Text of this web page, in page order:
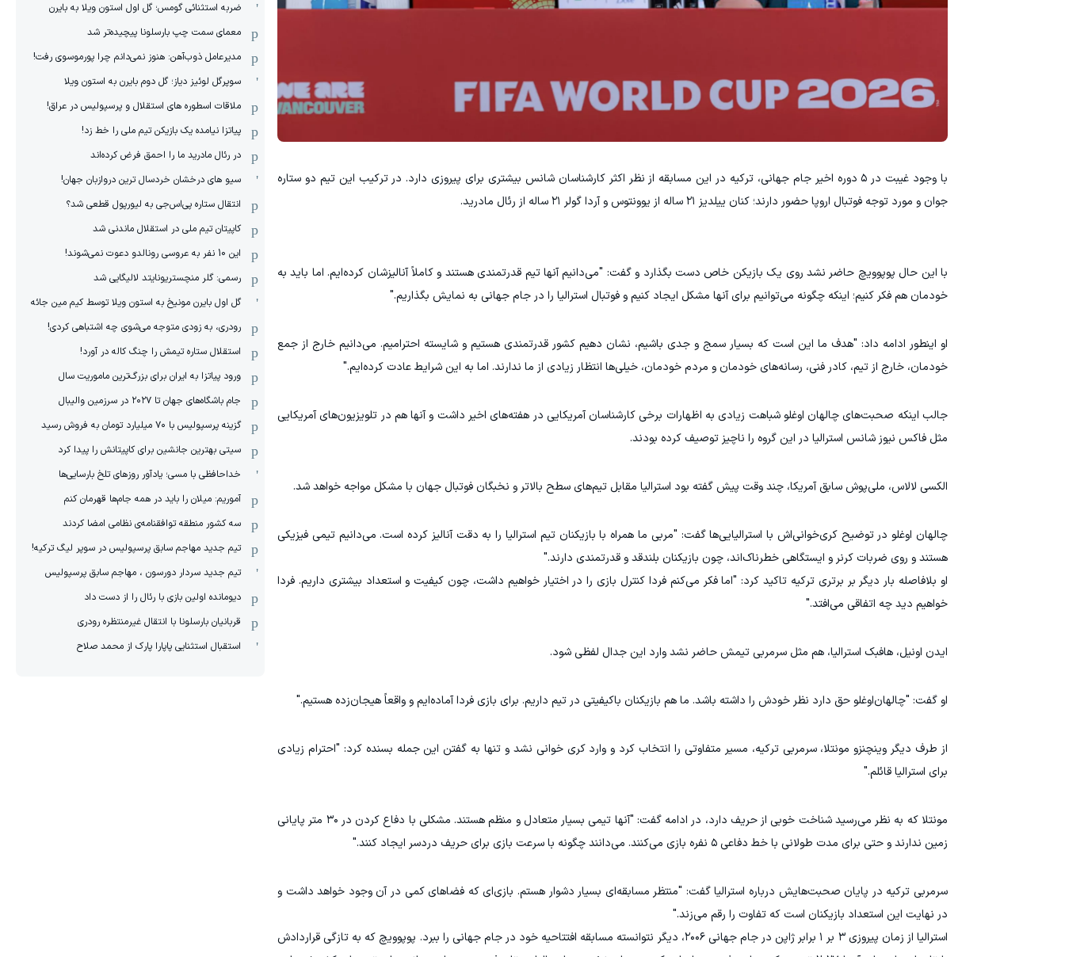
با وجود غیبت در ۵ دوره اخیر جام جهانی، ترکیه در این مسابقه از نظر اکثر کارشناسان شانس بیشتری برای پیروزی دارد. در ترکیب این تیم دو ستاره
جوان و مورد توجه فوتبال اروپا حضور دارند؛ کنان ییلدیز ۲۱ ساله از یوونتوس و آردا گولر ۲۱ ساله از رئال مادرید.
با این حال پوپوویچ حاضر نشد روی یک بازیکن خاص دست بگذارد و گفت: "می‌دانیم آنها تیم قدرتمندی هستند و کاملاً آنالیزشان کرده‌ایم. اما باید به
خودمان هم فکر کنیم؛ اینکه چگونه می‌توانیم برای آنها مشکل ایجاد کنیم و فوتبال استرالیا را در جام جهانی به نمایش بگذاریم."
او اینطور ادامه داد: "هدف ما این است که بسیار سمج و جدی باشیم، نشان دهیم کشور قدرتمندی هستیم و شایسته احترامیم. می‌دانیم خارج از جمع
خودمان، خارج از تیم، کادر فنی، رسانه‌های خودمان و مردم خودمان، خیلی‌ها انتظار زیادی از ما ندارند. اما به این شرایط عادت کرده‌ایم."
جالب اینکه صحبت‌های چالهان اوغلو شباهت زیادی به اظهارات برخی کارشناسان آمریکایی در هفته‌های اخیر داشت و آنها هم در تلویزیون‌های آمریکایی
مثل فاکس نیوز شانس استرالیا در این گروه را ناچیز توصیف کرده بودند.
الکسی لالاس، ملی‌پوش سابق آمریکا، چند وقت پیش گفته بود استرالیا مقابل تیم‌های سطح بالاتر و نخبگان فوتبال جهان با مشکل مواجه خواهد شد.
چالهان اوغلو در توضیح کری‌خوانی‌اش با استرالیایی‌ها گفت: "مربی ما همراه با بازیکنان تیم استرالیا را به دقت آنالیز کرده است. می‌دانیم تیمی فیزیکی
هستند و روی ضربات کرنر و ایستگاهی خطرناک‌اند، چون بازیکنان بلندقد و قدرتمندی دارند."
او بلافاصله بار دیگر بر برتری ترکیه تاکید کرد: "اما فکر می‌کنم فردا کنترل بازی را در اختیار خواهیم داشت، چون کیفیت و استعداد بیشتری داریم. فردا
خواهیم دید چه اتفاقی می‌افتد."
ایدن اونیل، هافبک استرالیا، هم مثل سرمربی تیمش حاضر نشد وارد این جدال لفظی شود.
او گفت: "چالهان‌اوغلو حق دارد نظر خودش را داشته باشد. ما هم بازیکنان باکیفیتی در تیم داریم. برای بازی فردا آماده‌ایم و واقعاً هیجان‌زده هستیم."
از طرف دیگر وینچنزو مونتلا، سرمربی ترکیه، مسیر متفاوتی را انتخاب کرد و وارد کری خوانی نشد و تنها به گفتن این جمله بسنده کرد: "احترام زیادی
برای استرالیا قائلم."
مونتلا که به نظر می‌رسید شناخت خوبی از حریف دارد، در ادامه گفت: "آنها تیمی بسیار متعادل و منظم هستند. مشکلی با دفاع کردن در ۳۰ متر پایانی
زمین ندارند و حتی برای مدت طولانی با خط دفاعی ۵ نفره بازی می‌کنند. می‌دانند چگونه با سرعت بازی برای حریف دردسر ایجاد کنند."
سرمربی ترکیه در پایان صحبت‌هایش درباره استرالیا گفت: "منتظر مسابقه‌ای بسیار دشوار هستم. بازی‌ای که فضاهای کمی در آن وجود خواهد داشت و
در نهایت این استعداد بازیکنان است که تفاوت را رقم می‌زند."
استرالیا از زمان پیروزی ۳ بر ۱ برابر ژاپن در جام جهانی ۲۰۰۶، دیگر نتوانسته مسابقه افتتاحیه خود در جام جهانی را ببرد. پوپوویچ که به تازگی قراردادش
ضربه استثنائی گومس؛ گل اول استون ویلا به بایرن
معمای سمت چپ بارسلونا پیچیده‌تر شد
مدیرعامل ذوب‌آهن: هنوز نمی‌دانم چرا پورموسوی رفت!
سوپرگل لوئیز دیاز؛ گل دوم بایرن به استون ویلا
ملاقات اسطوره های استقلال و پرسپولیس در عراق!
پیاتزا نیامده یک بازیکن تیم ملی را خط زد!
در رئال مادرید ما را احمق فرض کرده‌اند
سیو های درخشان خردسال ترین دروازبان جهان!
انتقال ستاره پی‌اس‌جی به لیورپول قطعی شد؟
کاپیتان تیم ملی در استقلال ماندنی شد
این 10 نفر به عروسی رونالدو دعوت نمی‌شوند!
رسمی: گلر منچستریونایتد لالیگایی شد
گل اول بایرن مونیخ به استون ویلا توسط کیم مین جائه
رودری، به زودی متوجه می‌شوی چه اشتباهی کردی!
استقلال ستاره تیمش را چنگ کاله در آورد!
ورود پیاتزا به ایران برای بزرگ‌ترین ماموریت سال
جام باشگاه‌های جهان تا ۲۰۲۷ در سرزمین والیبال
گزینه پرسپولیس با ۷۰ میلیارد تومان به فروش رسید
سیتی بهترین جانشین برای کاپیتانش را پیدا کرد
خداحافظی با مسی؛ یادآور روزهای تلخ بارسایی‌ها
آموریم: میلان را باید در همه جام‌ها قهرمان کنم
سه کشور منطقه توافقنامه‌ی نظامی امضا کردند
تیم جدید مهاجم سابق پرسپولیس در سوپر لیگ ترکیه!
تیم جدید سردار دورسون ، مهاجم سابق پرسپولیس
دیومانده اولین بازی با رئال را از دست داد
قربانیان بارسلونا با انتقال غیرمنتظره رودری
استقبال استثنایی پاپارا پارک از محمد صلاح